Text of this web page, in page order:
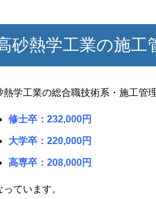
砂熱学工業の施工
熱学工業の総合職技術系・施工管
修士卒：232,000円
大学卒：220,000円
高専卒：208,000円
っています。